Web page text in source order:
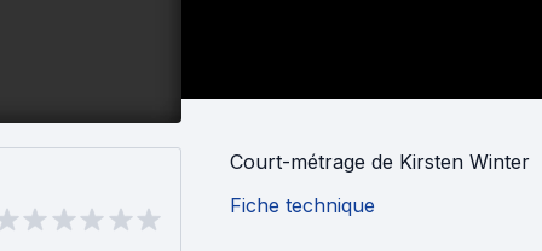
Court-métrage de Kirsten Winter
Fiche technique